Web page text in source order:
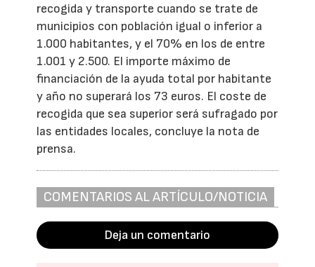
recogida y transporte cuando se trate de
municipios con población igual o inferior a
1.000 habitantes, y el 70% en los de entre
1.001 y 2.500. El importe máximo de
financiación de la ayuda total por habitante
y año no superará los 73 euros. El coste de
recogida que sea superior será sufragado por
las entidades locales, concluye la nota de
prensa.
COMENTARIOS AL ARTÍCULO/NOTICIA
Deja un comentario